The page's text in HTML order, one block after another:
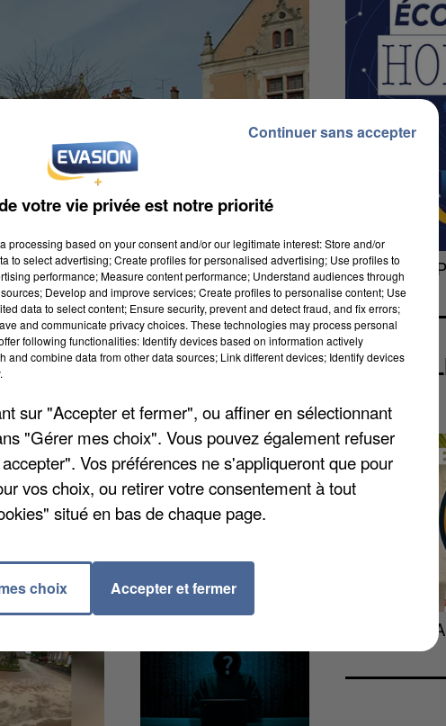
compte pas moins de 21 points qui
avec l'attribution de subventions,
Il sera aussi question du plan canicule
TOURNEZ
votre vie privée est notre priorité
processing based on your consent and/or our legitimate interest: Store and/or
to select advertising; Create profiles for personalised advertising; Use profiles to
performance; Measure content performance; Understand audiences through
Develop and improve services; Create profiles to personalise content; Use
data to select content; Ensure security, prevent and detect fraud, and fix errors;
and communicate privacy choices. These technologies may process personal
following functionalities: Identify devices based on information actively
and combine data from other data sources; Link different devices; Identify devices
sur "Accepter et fermer", ou affiner en sélectionnant
"Gérer mes choix". Vous pouvez également refuser
Vos préférences ne s'appliqueront que pour
vos choix, ou retirer votre consentement à tout
situé en bas de chaque page.
choix Accepter et fermer
Continuer sans accepter